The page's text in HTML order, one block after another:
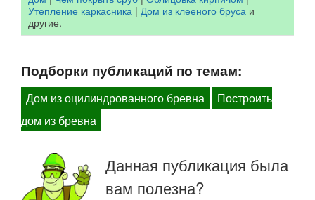
Утепление каркасника | Дом из клееного бруса и
другие.
Подборки публикаций по темам:
Дом из оцилиндрованного бревна
Построить
дом из бревна
Данная публикация была
вам полезна?